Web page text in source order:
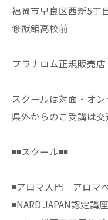
福岡市早良区西新5丁
修猷館高校前
プラナロム正規販売店
スクールは対面・オ
県外からのご受講は
◾️◾️スクール◾️◾️
◾️アロマ入門 アロマ
◾️NARD JAPAN認定講座